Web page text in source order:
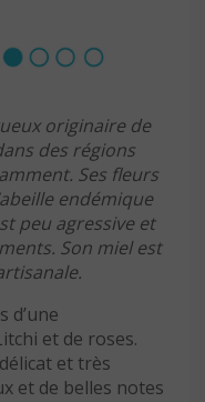
originaire de
des régions
Ses fleurs
endémique
peu agressive et
Son miel est
d’une
et de roses.
et très
et de belles notes